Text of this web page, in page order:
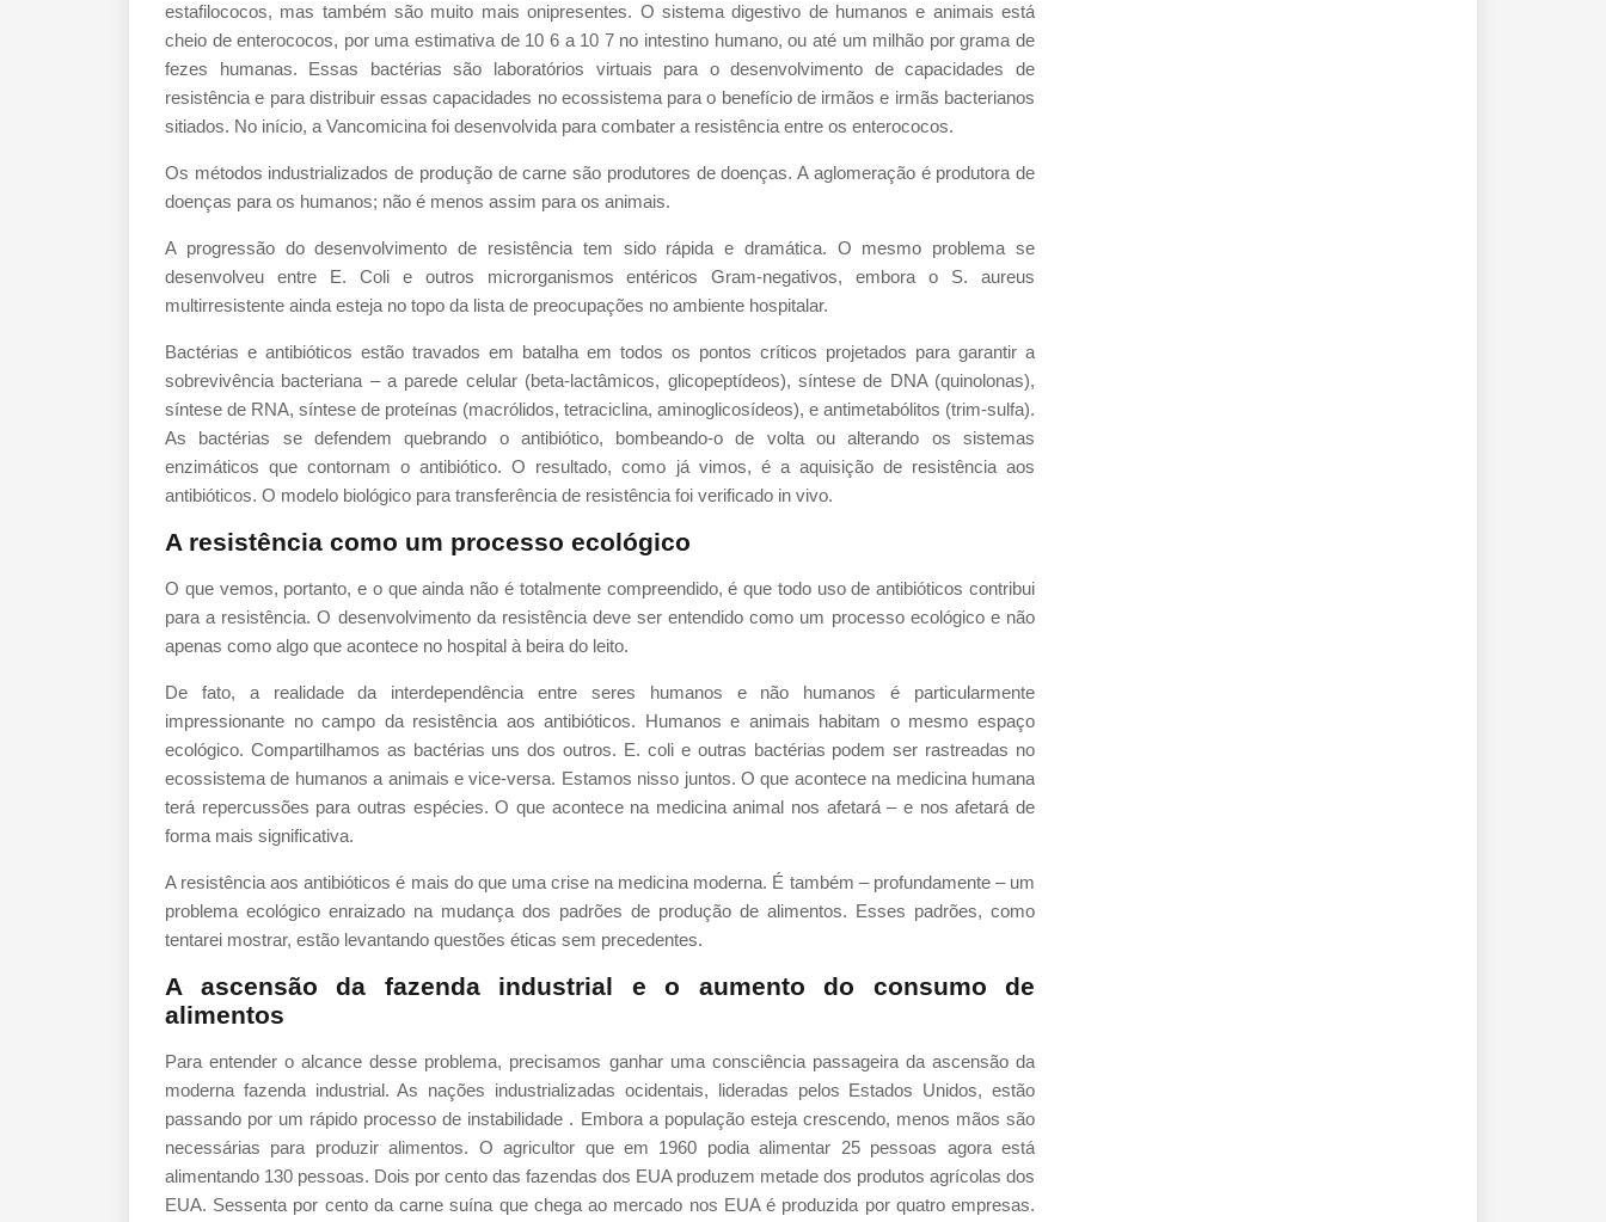
estafilococos, mas também são muito mais onipresentes. O sistema digestivo de humanos e animais está
cheio de enterococos, por uma estimativa de 10 6 a 10 7 no intestino humano, ou até um milhão por grama de
fezes humanas. Essas bactérias são laboratórios virtuais para o desenvolvimento de capacidades de
resistência e para distribuir essas capacidades no ecossistema para o benefício de irmãos e irmãs bacterianos
sitiados. No início, a Vancomicina foi desenvolvida para combater a resistência entre os enterococos.
Os métodos industrializados de produção de carne são produtores de doenças. A aglomeração é produtora de
doenças para os humanos; não é menos assim para os animais.
A progressão do desenvolvimento de resistência tem sido rápida e dramática. O mesmo problema se
desenvolveu entre E. Coli e outros microrganismos entéricos Gram-negativos, embora o S. aureus
multirresistente ainda esteja no topo da lista de preocupações no ambiente hospitalar.
Bactérias e antibióticos estão travados em batalha em todos os pontos críticos projetados para garantir a
sobrevivência bacteriana – a parede celular (beta-lactâmicos, glicopeptídeos), síntese de DNA (quinolonas),
síntese de RNA, síntese de proteínas (macrólidos, tetraciclina, aminoglicosídeos), e antimetabólitos (trim-sulfa).
As bactérias se defendem quebrando o antibiótico, bombeando-o de volta ou alterando os sistemas
enzimáticos que contornam o antibiótico. O resultado, como já vimos, é a aquisição de resistência aos
antibióticos. O modelo biológico para transferência de resistência foi verificado in vivo.
A resistência como um processo ecológico
O que vemos, portanto, e o que ainda não é totalmente compreendido, é que todo uso de antibióticos contribui
para a resistência. O desenvolvimento da resistência deve ser entendido como um processo ecológico e não
apenas como algo que acontece no hospital à beira do leito.
De fato, a realidade da interdependência entre seres humanos e não humanos é particularmente
impressionante no campo da resistência aos antibióticos. Humanos e animais habitam o mesmo espaço
ecológico. Compartilhamos as bactérias uns dos outros. E. coli e outras bactérias podem ser rastreadas no
ecossistema de humanos a animais e vice-versa. Estamos nisso juntos. O que acontece na medicina humana
terá repercussões para outras espécies. O que acontece na medicina animal nos afetará – e nos afetará de
forma mais significativa.
A resistência aos antibióticos é mais do que uma crise na medicina moderna. É também – profundamente – um
problema ecológico enraizado na mudança dos padrões de produção de alimentos. Esses padrões, como
tentarei mostrar, estão levantando questões éticas sem precedentes.
A ascensão da fazenda industrial e o aumento do consumo de
alimentos
Para entender o alcance desse problema, precisamos ganhar uma consciência passageira da ascensão da
moderna fazenda industrial. As nações industrializadas ocidentais, lideradas pelos Estados Unidos, estão
passando por um rápido processo de instabilidade . Embora a população esteja crescendo, menos mãos são
necessárias para produzir alimentos. O agricultor que em 1960 podia alimentar 25 pessoas agora está
alimentando 130 pessoas. Dois por cento das fazendas dos EUA produzem metade dos produtos agrícolas dos
EUA. Sessenta por cento da carne suína que chega ao mercado nos EUA é produzida por quatro empresas.